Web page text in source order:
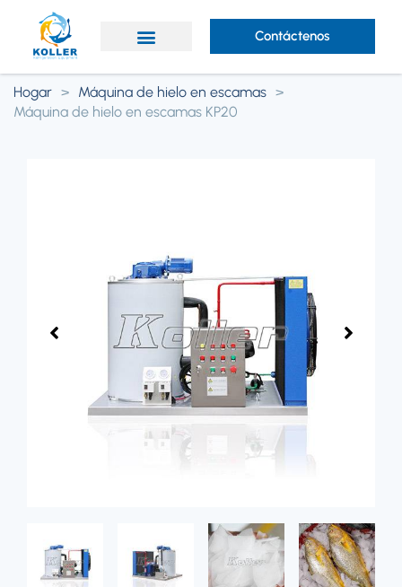
Contáctenos
Hogar > Máquina de hielo en escamas >
Máquina de hielo en escamas KP20